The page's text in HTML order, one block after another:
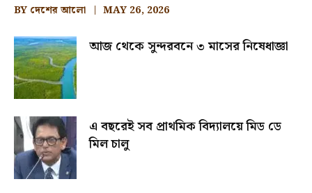
BY দেশের আলো MAY 26, 2026
আজ থেকে সুন্দরবনে ৩ মাসের নিষেধাজ্ঞা
এ বছরেই সব প্রাথমিক বিদ্যালয়ে মিড ডে
মিল চালু